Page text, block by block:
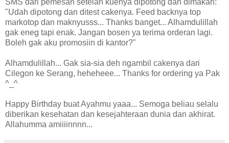
"Udah dipotong dan ditest cakenya. Feed backnya top
markotop dan maknyusss... Thanks banget... Alhamdulillah
gak eneg tapi enak. Jangan bosen ya terima orderan lagi.
Boleh gak aku promosiin di kantor?"
Alhamdulillah... Gak sia-sia deh ngambil cakenya dari
Cilegon ke Serang, heheheee... Thanks for ordering ya Pak
^_^
Happy Birthday buat Ayahmu yaaa... Semoga beliau selalu
diberikan kesehatan dan kesejahteraan dunia dan akhirat.
Allahumma amiiiinnnn...